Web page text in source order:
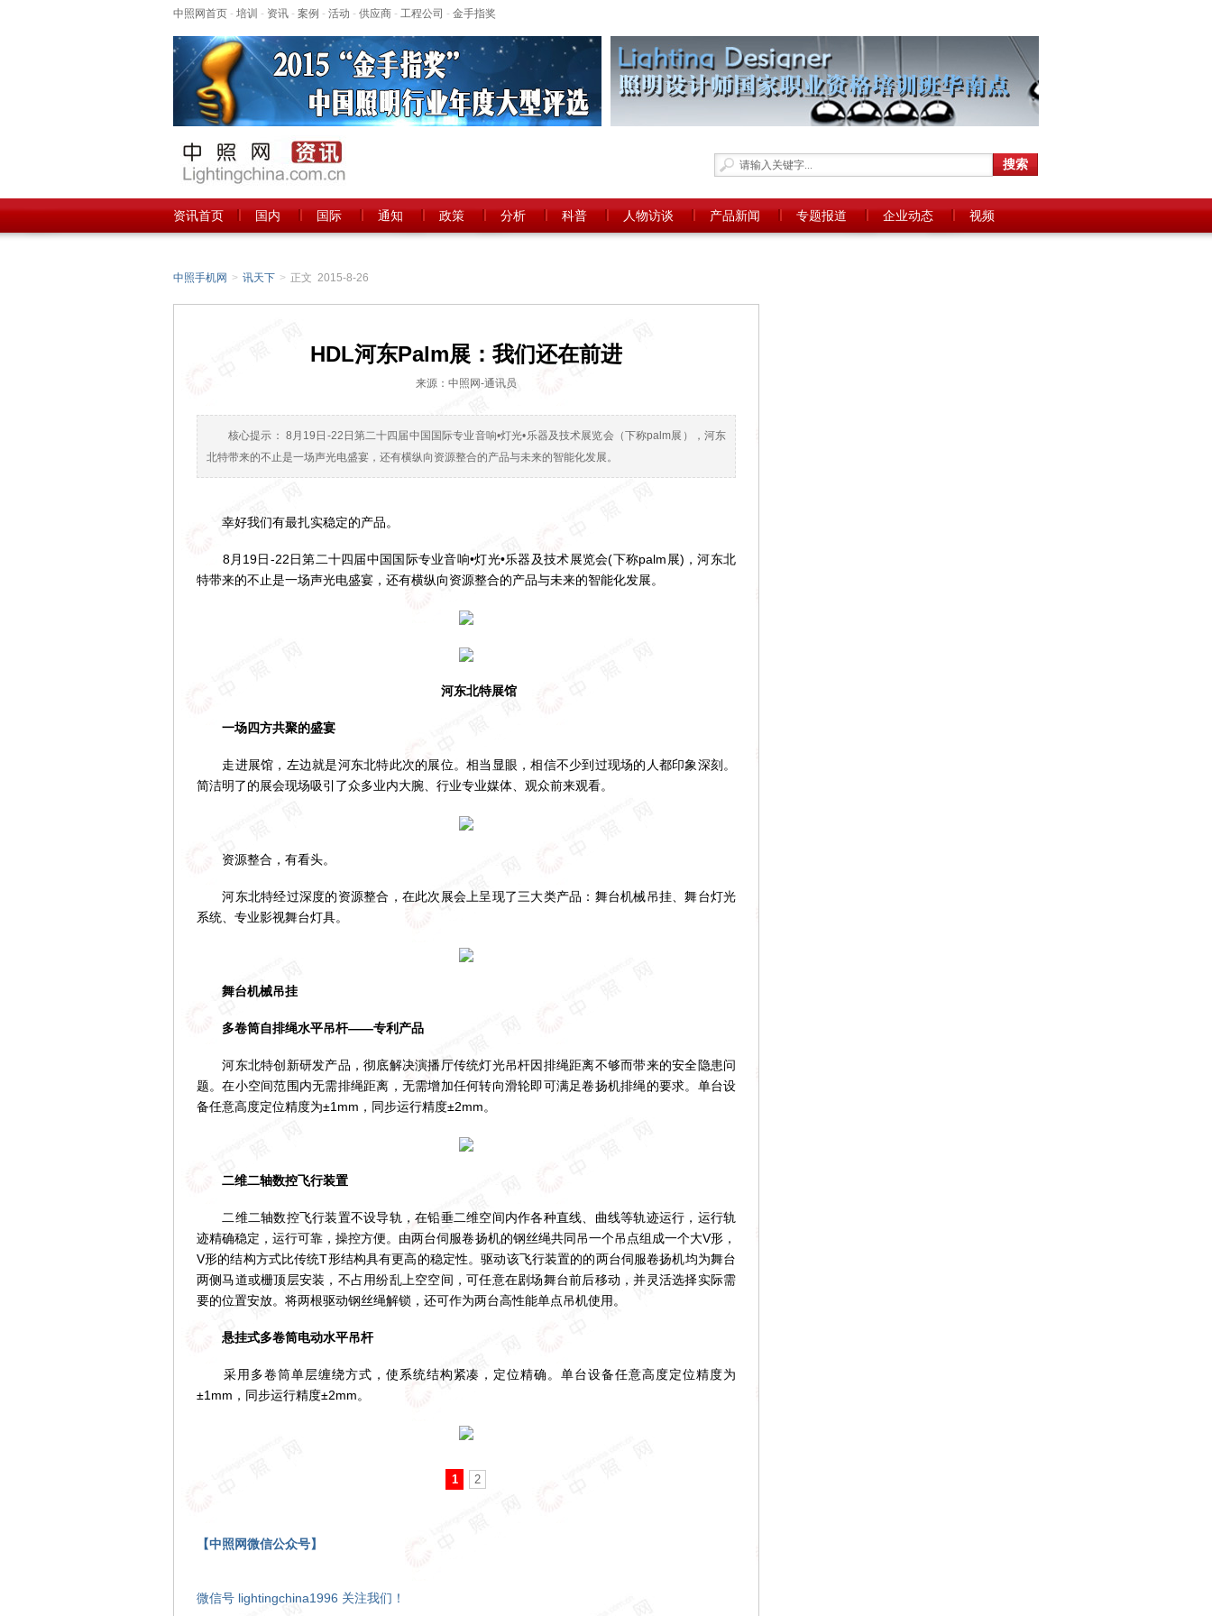
中照网首页 - 培训 - 资讯 - 案例 - 活动 - 供应商 - 工程公司 - 金手指奖
资讯首页 国内 国际 通知 政策 分析 科普 人物访谈 产品新闻 专题报道 企业动态 视频
中照手机网 > 讯天下 > 正文 2015-8-26
HDL河东Palm展：我们还在前进
来源：中照网-通讯员
核心提示： 8月19日-22日第二十四届中国国际专业音响•灯光•乐器及技术展览会（下称palm展），河东
北特带来的不止是一场声光电盛宴，还有横纵向资源整合的产品与未来的智能化发展。
幸好我们有最扎实稳定的产品。
8月19日-22日第二十四届中国国际专业音响•灯光•乐器及技术展览会(下称palm展)，河东北
特带来的不止是一场声光电盛宴，还有横纵向资源整合的产品与未来的智能化发展。
河东北特展馆
一场四方共聚的盛宴
走进展馆，左边就是河东北特此次的展位。相当显眼，相信不少到过现场的人都印象深刻。
简洁明了的展会现场吸引了众多业内大腕、行业专业媒体、观众前来观看。
资源整合，有看头。
河东北特经过深度的资源整合，在此次展会上呈现了三大类产品：舞台机械吊挂、舞台灯光
系统、专业影视舞台灯具。
舞台机械吊挂
多卷筒自排绳水平吊杆——专利产品
河东北特创新研发产品，彻底解决演播厅传统灯光吊杆因排绳距离不够而带来的安全隐患问
题。在小空间范围内无需排绳距离，无需增加任何转向滑轮即可满足卷扬机排绳的要求。单台设
备任意高度定位精度为±1mm，同步运行精度±2mm。
二维二轴数控飞行装置
二维二轴数控飞行装置不设导轨，在铅垂二维空间内作各种直线、曲线等轨迹运行，运行轨
迹精确稳定，运行可靠，操控方便。由两台伺服卷扬机的钢丝绳共同吊一个吊点组成一个大V形，
V形的结构方式比传统T形结构具有更高的稳定性。驱动该飞行装置的的两台伺服卷扬机均为舞台
两侧马道或栅顶层安装，不占用纷乱上空空间，可任意在剧场舞台前后移动，并灵活选择实际需
要的位置安放。将两根驱动钢丝绳解锁，还可作为两台高性能单点吊机使用。
悬挂式多卷筒电动水平吊杆
采用多卷筒单层缠绕方式，使系统结构紧凑，定位精确。单台设备任意高度定位精度为
±1mm，同步运行精度±2mm。
1 2
【中照网微信公众号】
微信号 lightingchina1996 关注我们！